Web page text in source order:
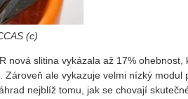
(c)
nová slitina vykázala až 17%
ale vykazuje velmi nízký
nejblíž tomu, jak se chovají